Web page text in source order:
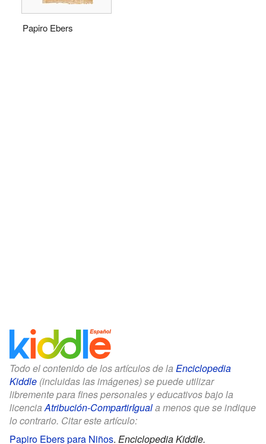
Papiro Ebers
Todo el contenido de los artículos de la Enciclopedia
Kiddle (incluidas las imágenes) se puede utilizar
libremente para fines personales y educativos bajo la
licenciaAtribución-CompartirIguala menos que se indique
lo contrario. Citar este artículo:
Papiro Ebers para Niños. Enciclopedia Kiddle.